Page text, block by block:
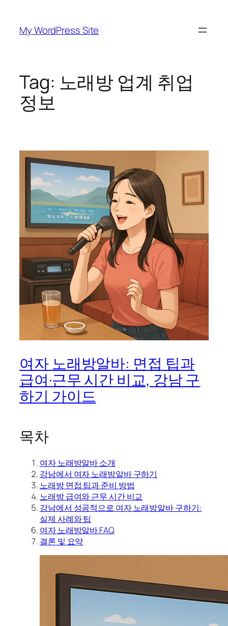
content
My WordPress Site
Tag: 노래방 업계 취업
정보
여자 노래방알바: 면접 팁과
급여·근무 시간 비교, 강남 구
하기 가이드
목차
여자 노래방알바 소개
강남에서 여자 노래방알바 구하기
노래방 면접 팁과 준비 방법
노래방 급여와 근무 시간 비교
강남에서 성공적으로 여자 노래방알바 구하기:
실제 사례와 팁
여자 노래방알바 FAQ
결론 및 요약